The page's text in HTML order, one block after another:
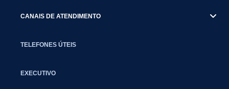
CANAIS DE ATENDIMENTO
TELEFONES ÚTEIS
EXECUTIVO